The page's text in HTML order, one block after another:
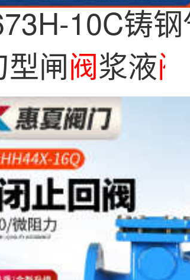
10C铸
型闸阀浆液阀
150 200